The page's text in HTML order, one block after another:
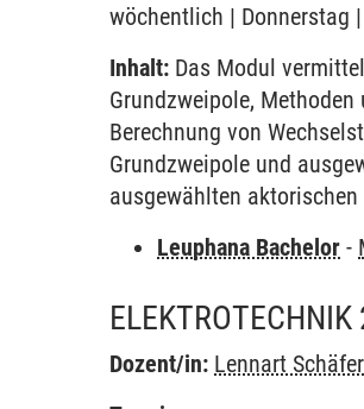
wöchentlich | Donnerstag
Inhalt: Das Modul
Grundzweipole,
Berechnung von
Grundzweipole und
ausgewählten
Leuphana Bachelor -
ELEKTROTECHNIK
Dozent/in: Lennart Schäfer